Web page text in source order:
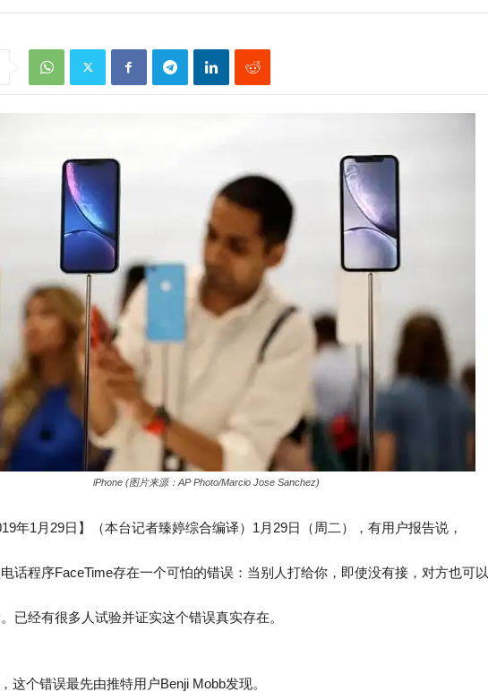
iPhone (图片来源：AP Photo/Marcio Jose Sanchez)
年1月29日】 （本台记者臻婷综合编译） 1月29日（周二），有用户报告说，
话程序FaceTime存在一个可怕的错误：当别人打给你，即使没有接，对方也可以
已经有很多人试验并证实这个错误真实存在。
这个错误最先由推特用户Benji Mobb发现。